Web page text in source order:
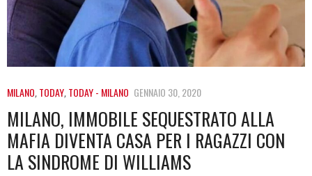
MILANO,TODAY,TODAY - MILANO GENNAIO 30, 2020
MILANO, IMMOBILE SEQUESTRATO ALLA
MAFIA DIVENTA CASA PER I RAGAZZI CON
LA SINDROME DI WILLIAMS